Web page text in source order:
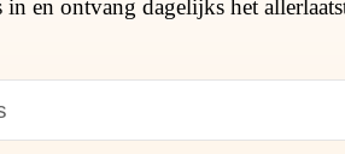
en ontvang dagelijks het